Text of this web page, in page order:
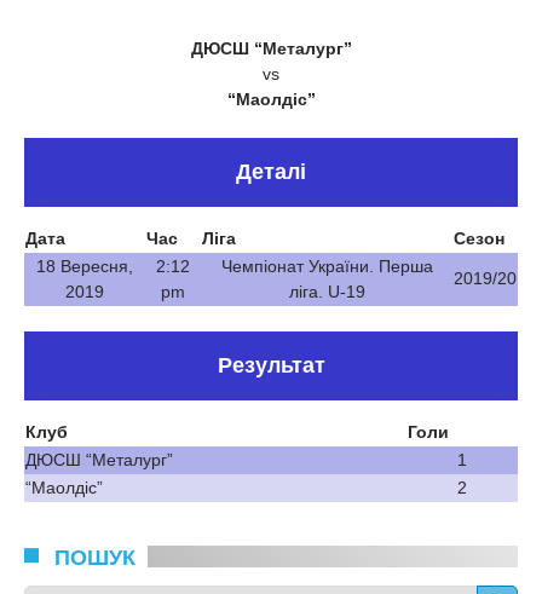
ДЮСШ “Металург”
vs
“Маолдіс”
Деталі
Дата Час Ліга
Сезон
18 Вересня,
2019
2:12
pm
Чемпіонат України. Перша
ліга. U-19
2019/20
Результат
Клуб
Голи
ДЮСШ “Металург”
1
“Маолдіс”
2
ПОШУК